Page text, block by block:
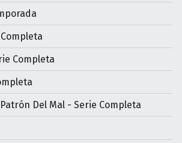
Completa
Del Mal - Serie Completa